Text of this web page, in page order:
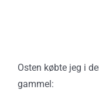
Osten købte jeg i
gammel: